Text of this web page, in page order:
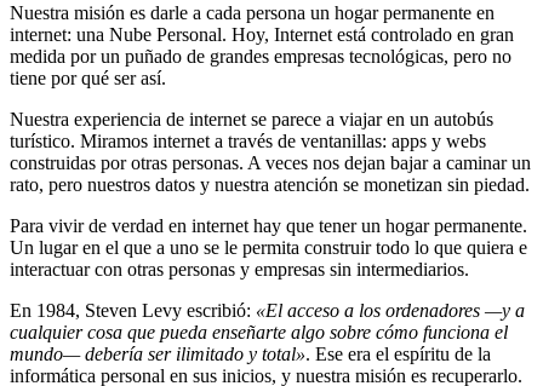
Nuestra misión es darle a cada persona un hogar permanente en
internet: una Nube Personal. Hoy, Internet está controlado en gran
medida por un puñado de grandes empresas tecnológicas, pero no
tiene por qué ser así.
Nuestra experiencia de internet se parece a viajar en un autobús
turístico. Miramos internet a través de ventanillas: apps y webs
construidas por otras personas. A veces nos dejan bajar a caminar un
rato, pero nuestros datos y nuestra atención se monetizan sin piedad.
Para vivir de verdad en internet hay que tener un hogar permanente.
Un lugar en el que a uno se le permita construir todo lo que quiera e
interactuar con otras personas y empresas sin intermediarios.
En 1984, Steven Levy escribió: «El acceso a los ordenadores —y a
cualquier cosa que pueda enseñarte algo sobre cómo funciona el
mundo— debería ser ilimitado y total». Ese era el espíritu de la
informática personal en sus inicios, y nuestra misión es recuperarlo.